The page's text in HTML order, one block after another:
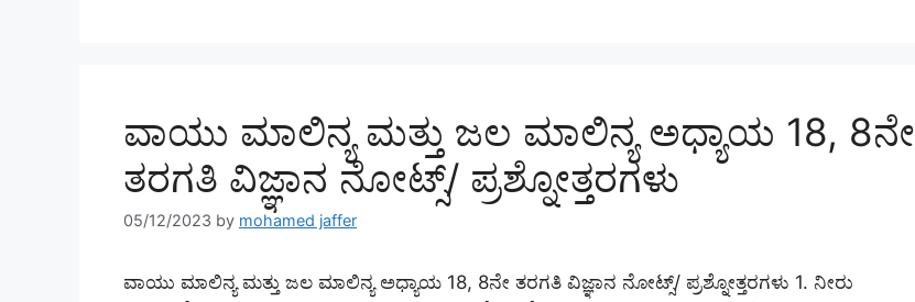
ವಾಯು ಮಾಲಿನ್ಯ ಮತ್ತು ಜಲ ಮಾಲಿನ್ಯ ಅಧ್ಯಾಯ 18, 8ನೇ
ತರಗತಿ ವಿಜ್ಞಾನ ನೋಟ್ಸ್/ ಪ್ರಶ್ನೋತ್ತರಗಳು
05/12/2023 by mohamed jaffer
ವಾಯು ಮಾಲಿನ್ಯ ಮತ್ತು ಜಲ ಮಾಲಿನ್ಯ ಅಧ್ಯಾಯ 18, 8ನೇ ತರಗತಿ ವಿಜ್ಞಾನ ನೋಟ್ಸ್/ ಪ್ರಶ್ನೋತ್ತರಗಳು 1. ನೀರು